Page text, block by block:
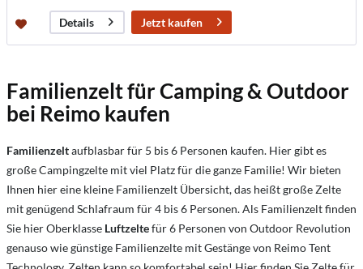
Details Jetzt kaufen
Familienzelt für Camping & Outdoor
bei Reimo kaufen
Familienzeltaufblasbar für 5 bis 6 Personen kaufen. Hier gibt es
große Campingzelte mit viel Platz für die ganze Familie! Wir bieten
Ihnen hier eine kleine Familienzelt Übersicht, das heißt große Zelte
mit genügend Schlafraum für 4 bis 6 Personen. Als Familienzelt finden
Sie hier Oberklasse Luftzeltefür 6 Personen von Outdoor Revolution
genauso wie günstige Familienzelte mit Gestänge von Reimo Tent